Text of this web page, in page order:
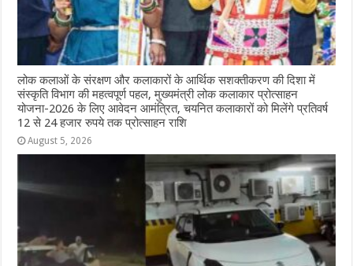
लोक कलाओं के संरक्षण और कलाकारों के आर्थिक सशक्तीकरण की दिशा में
संस्कृति विभाग की महत्वपूर्ण पहल, मुख्यमंत्री लोक कलाकार प्रोत्साहन
योजना-2026 के लिए आवेदन आमंत्रित, चयनित कलाकारों को मिलेंगे प्रतिवर्ष
12 से 24 हजार रुपये तक प्रोत्साहन राशि
August 5, 2026